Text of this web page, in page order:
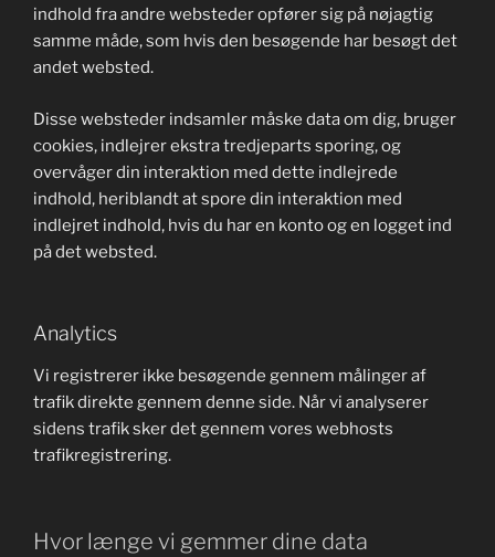
indhold fra andre websteder opfører sig på nøjagtig
samme måde, som hvis den besøgende har besøgt det
andet websted.
Disse websteder indsamler måske data om dig, bruger
cookies, indlejrer ekstra tredjeparts sporing, og
overvåger din interaktion med dette indlejrede
indhold, heriblandt at spore din interaktion med
indlejret indhold, hvis du har en konto og en logget ind
på det websted.
Analytics
Vi registrerer ikke besøgende gennem målinger af
trafik direkte gennem denne side. Når vi analyserer
sidens trafik sker det gennem vores webhosts
trafikregistrering.
Hvor længe vi gemmer dine data